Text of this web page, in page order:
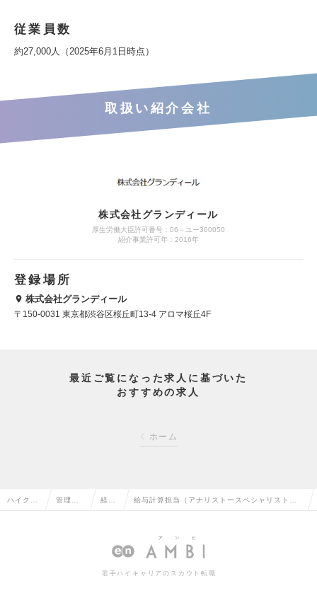
従業員数
約27,000人（2025年6月1日時点）
取扱い紹介会社
株式会社グランディール
厚生労働大臣許可番号：06－ユー300050
紹介事業許可年：2016年
登録場所
株式会社グランディール
〒150-0031 東京都渋谷区桜丘町13-4 アロマ桜丘4F
最近ご覧になった求人に基づいた
おすすめの求人
ホーム
ハイクラ 管理部 経理 給与計算担当（アナリストースペシャリスト）
人情報
若手ハイキャリアのスカウト転職